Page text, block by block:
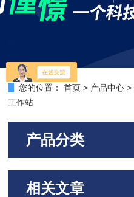
您的位置： 首页 > 产品中心 >
工作站
产品分类
相关文章